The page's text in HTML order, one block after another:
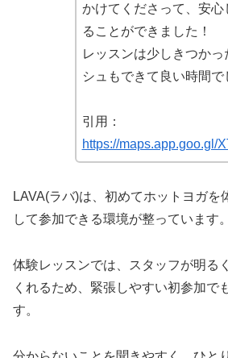
かけてくださって、安
ることができました！
レッスンは少しきつか
シュもできて良い時間で
引用：
https://maps.app.goo.gl/
LAVA(ラバ)は、初めてホットヨガを
して参加できる環境が整っています。
体験レッスンでは、スタッフが明る
くれるため、緊張しやすい初参加で
す。